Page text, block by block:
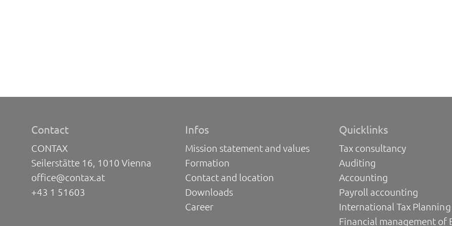
Contact
CONTAX
Seilerstätte 16, 1010 Vienna
office@contax.at
+43 1 51603
Infos
Mission statement and values
Formation
Contact and location
Downloads
Career
Quicklinks
Tax consultancy
Auditing
Accounting
Payroll accounting
International Tax Planning
Financial management of